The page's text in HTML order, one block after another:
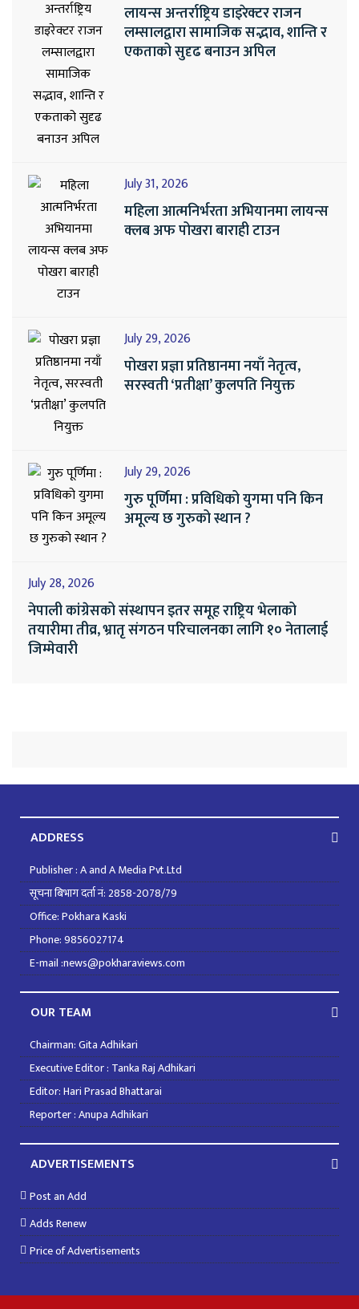
लायन्स अन्तर्राष्ट्रिय डाइरेक्टर राजन
लम्सालद्वारा सामाजिक सद्भाव, शान्ति र
एकताको सुदृढ बनाउन अपिल
July 31, 2026
महिला आत्मनिर्भरता अभियानमा लायन्स
क्लब अफ पोखरा बाराही टाउन
July 29, 2026
पोखरा प्रज्ञा प्रतिष्ठानमा नयाँ नेतृत्व,
सरस्वती ‘प्रतीक्षा’ कुलपति नियुक्त
July 29, 2026
गुरु पूर्णिमा : प्रविधिको युगमा पनि किन
अमूल्य छ गुरुको स्थान ?
July 28, 2026
नेपाली कांग्रेसको संस्थापन इतर समूह राष्ट्रिय भेलाको
तयारीमा तीव्र, भ्रातृ संगठन परिचालनका लागि १० नेतालाई
जिम्मेवारी
ADDRESS
Publisher : A and A Media Pvt.Ltd
सूचना बिभाग दर्ता नं: 2858-2078/79
Office: Pokhara Kaski
Phone: 9856027174
E-mail :news@pokharaviews.com
OUR TEAM
Chairman: Gita Adhikari
Executive Editor : Tanka Raj Adhikari
Editor: Hari Prasad Bhattarai
Reporter : Anupa Adhikari
ADVERTISEMENTS
Post an Add
Adds Renew
Price of Advertisements